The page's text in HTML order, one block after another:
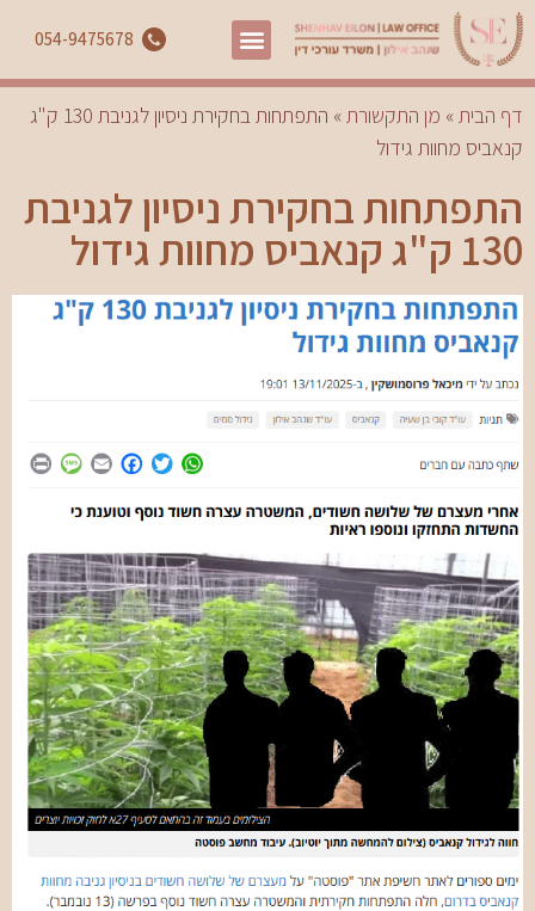
054-9475678
דף הבית» מן התקשורת»
התפתחות בחקירת ניסיון לגניבת 130 ק"ג
קנאביס מחוות גידול
התפתחות בחקירת ניסיון לגניבת
130 ק"ג קנאביס מחוות גידול